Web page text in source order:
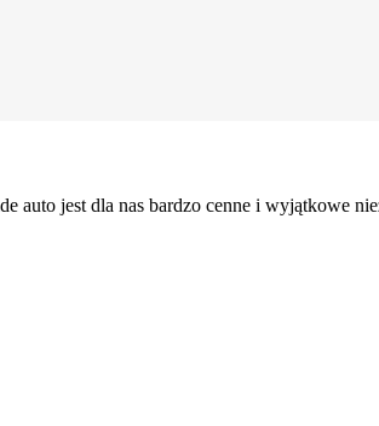
auto jest dla nas bardzo cenne i wyjątkowe